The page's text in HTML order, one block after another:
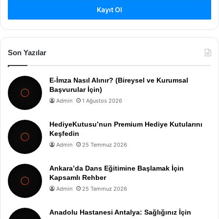
Kayıt Ol
Son Yazılar
E-İmza Nasıl Alınır? (Bireysel ve Kurumsal
Başvurular İçin)
Admin 1 Ağustos 2026
HediyeKutusu’nun Premium Hediye Kutularını
Keşfedin
Admin 25 Temmuz 2026
Ankara’da Dans Eğitimine Başlamak İçin
Kapsamlı Rehber
Admin 25 Temmuz 2026
Anadolu Hastanesi Antalya: Sağlığınız İçin